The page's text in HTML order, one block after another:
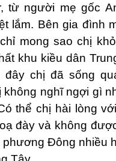
từ người mẹ gốc
lắm. Bên gia đình
mong sao chị
khu kiều dân
đây chị đã sống
nghĩ ngợi gì
thể chị hài lòng
đày và không
Đông nhiều